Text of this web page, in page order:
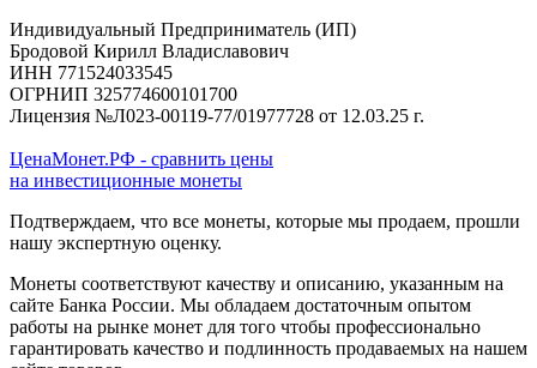
Индивидуальный Предприниматель (ИП)
Бродовой Кирилл Владиславович
ИНН 771524033545
ОГРНИП 325774600101700
Лицензия №Л023-00119-77/01977728 от 12.03.25 г.
ЦенаМонет.РФ - сравнить цены
на инвестиционные монеты
Подтверждаем, что все монеты, которые мы продаем, прошли
нашу экспертную оценку.
Монеты соответствуют качеству и описанию, указанным на
сайте Банка России. Мы обладаем достаточным опытом
работы на рынке монет для того чтобы профессионально
гарантировать качество и подлинность продаваемых на нашем